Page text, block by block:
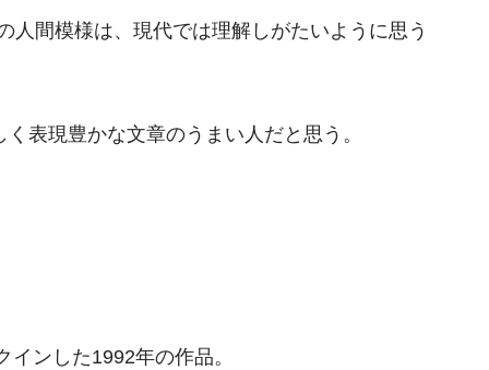
間模様は、現代では理解しがたいように思う
表現豊かな文章のうまい人だと思う。
ンした1992年の作品。